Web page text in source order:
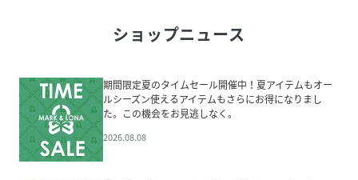
ショップニュース
期間限定夏のタイムセール開催中！夏アイテムもオー
ルシーズン使えるアイテムもさらにお得になりまし
た。この機会をお見逃しなく。
2026.08.08